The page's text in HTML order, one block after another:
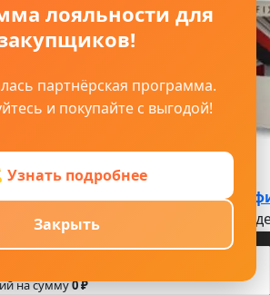
Клей Р5
Клей Р5
лояльности для
партнёрская программа.
и покупайте с выгодой!
Узнать подробнее
Закрыть
на сумму0 ₽
Смотрели Max/TG
Корзина
0